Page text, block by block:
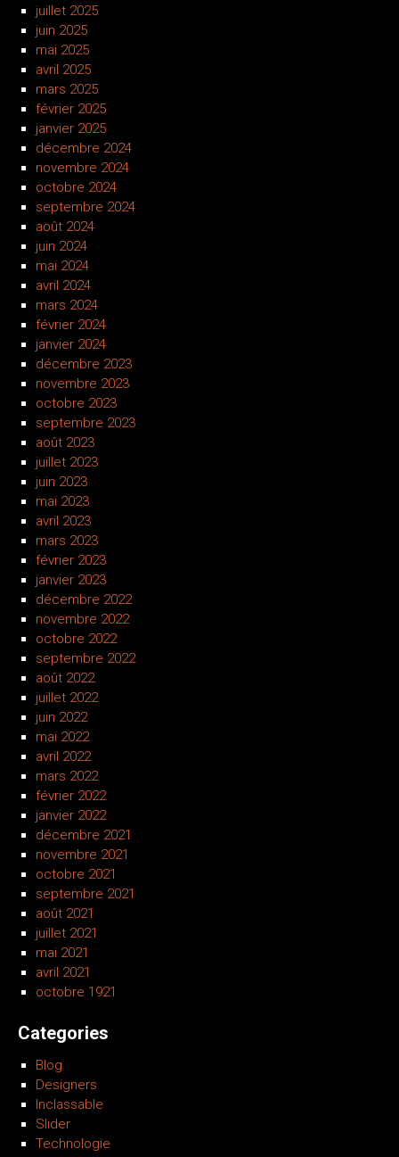
juillet 2025
juin 2025
mai 2025
avril 2025
mars 2025
février 2025
janvier 2025
décembre 2024
novembre 2024
octobre 2024
septembre 2024
août 2024
juin 2024
mai 2024
avril 2024
mars 2024
février 2024
janvier 2024
décembre 2023
novembre 2023
octobre 2023
septembre 2023
août 2023
juillet 2023
juin 2023
mai 2023
avril 2023
mars 2023
février 2023
janvier 2023
décembre 2022
novembre 2022
octobre 2022
septembre 2022
août 2022
juillet 2022
juin 2022
mai 2022
avril 2022
mars 2022
février 2022
janvier 2022
décembre 2021
novembre 2021
octobre 2021
septembre 2021
août 2021
juillet 2021
mai 2021
avril 2021
octobre 1921
Categories
Blog
Designers
Inclassable
Slider
Technologie